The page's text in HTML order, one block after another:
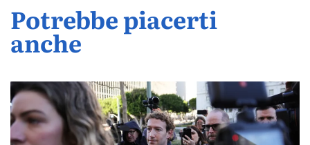
Potrebbe piacerti
anche